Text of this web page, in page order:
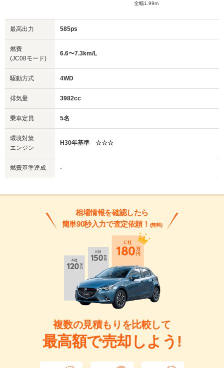
全幅1.99m
最高出力 585ps
燃費
(JC08モード)
6.6〜7.3km/L
駆動方式 4WD
排気量 3982cc
乗車定員 5名
環境対策
エンジン
H30年基準 ☆☆☆
燃費基準達成 -
相場情報を確認したら
簡単90秒入力で査定依頼！ (無料)
複数の見積もりを比較して
最高額で売却しよう!